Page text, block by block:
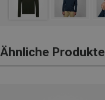
Ähnliche Produkte